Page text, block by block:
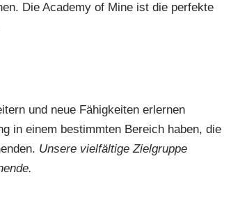
Die Academy of Mine ist die perfekte
und neue Fähigkeiten erlernen
in einem bestimmten Bereich haben, die
Unsere vielfältige Zielgruppe